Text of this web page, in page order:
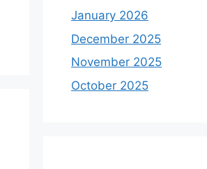
January 2026
December 2025
November 2025
October 2025